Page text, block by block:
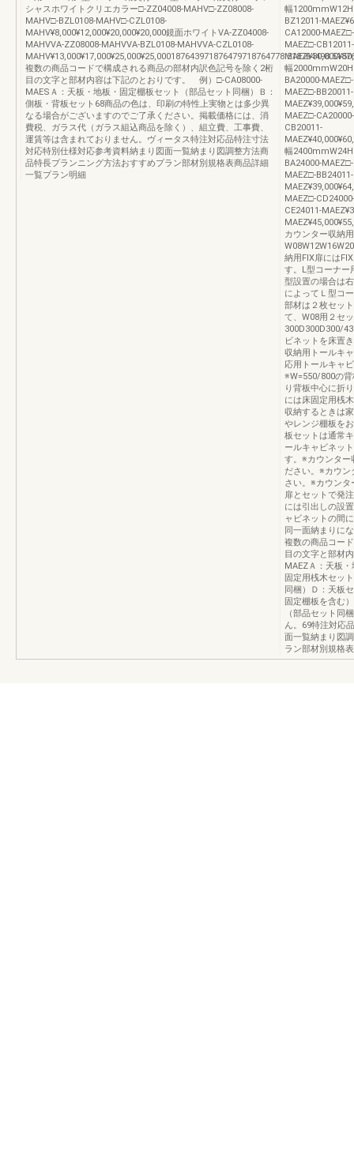
シャスホワイトクリエカラー□-ZZ04008-MAHV□-ZZ08008-
MAHV□-BZL0108-MAHV□-CZL0108-
MAHV¥8,000¥12,000¥20,000¥20,000鏡面ホワイトVA-ZZ04008-
MAHVVA-ZZ08008-MAHVVA-BZL0108-MAHVVA-CZL0108-
複数の商品コードで構成される商品の部材内訳色記号を除く2桁
目の文字と部材内容は下記のとおりです。 例）□-CA08000-
MAESＡ：天板・地板・固定棚板セット（部品セット同梱）Ｂ：
側板・背板セット68商品の色は、印刷の特性上実物とは多少異
なる場合がございますのでご了承ください。掲載価格には、消
費税、ガラス代（ガラス組込商品を除く）、組立費、工事費、
運賃等は含まれておりません。ヴィータス特注対応品特注寸法
対応特別仕様対応参考資料納まり図面一覧納まり図調整方法商
品特長プランニング方法おすすめプラン部材別規格表商品詳細
一覧プラン明細
幅
BZ12011-
CA12000-
MAEZ□-CB12011-
幅
BA20000-
MAEZ□-BB20011-
MAEZ□-
CB20011-
幅
BA24000-
MAEZ□-BB24011-
MAEZ□-
CE24011-
カウンター収納
納用FIX扉には
す。L型コーナー
型設置の場合は
によってＬ型コ
部材は２枚セッ
て、W08用２セ
300D300D300/
ビネットを床置
収納用トールキ
応用トールキャ
※W=550/800の
り背板中心に折
には床固定用桟
収納するときは
やレンジ棚板を
板セットは通常
ールキャビネッ
す。※カウンター
ださい。※カウン
さい。※カウンタ
扉とセットで発
には引出しの設
ャビネットの間
同一面納まりに
複数の商品コー
目の文字と部材
MAEZＡ：天板
固定用桟木セッ
同梱）Ｄ：天板
固定棚板を含む
（部品セット同
ん。69特注対応
面一覧納まり図
ラン部材別規格